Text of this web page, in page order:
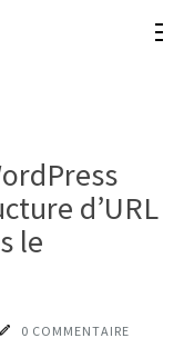
d’URL
le
0 COMMENTAIRE